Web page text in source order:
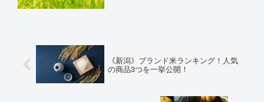
《新潟》ブランド米ランキング！人気
の商品3つを一挙公開！